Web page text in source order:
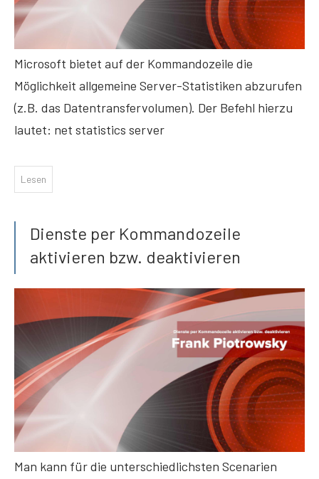
Microsoft bietet auf der Kommandozeile die
Möglichkeit allgemeine Server-Statistiken abzurufen
(z.B. das Datentransfervolumen). Der Befehl hierzu
lautet: net statistics server
Lesen
Dienste per Kommandozeile
aktivieren bzw. deaktivieren
Man kann für die unterschiedlichsten Scenarien